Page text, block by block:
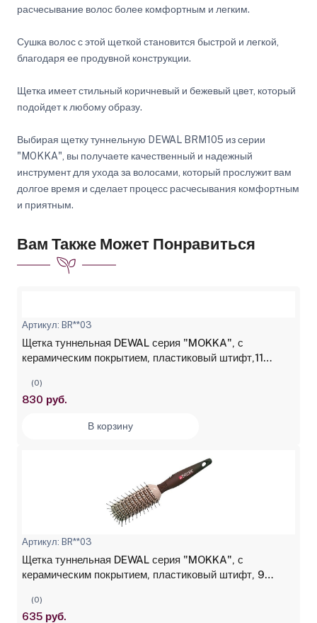
расчесывание волос более комфортным и легким.
Сушка волос с этой щеткой становится быстрой и легкой,
благодаря ее продувной конструкции.
Щетка имеет стильный коричневый и бежевый цвет, который
подойдет к любому образу.
Выбирая щетку туннельную DEWAL BRM105 из серии
"MOKKA", вы получаете качественный и надежный
инструмент для ухода за волосами, который прослужит вам
долгое время и сделает процесс расчесывания комфортным
и приятным.
Вам Также Может Понравиться
Артикул: BR**03
Щетка туннельная DEWAL серия "MOKKA", с
керамическим покрытием, пластиковый штифт,11
(0)
830 руб.
В корзину
Артикул: BR**03
Щетка туннельная DEWAL серия "MOKKA", с
керамическим покрытием, пластиковый штифт, 9
(0)
635 руб.